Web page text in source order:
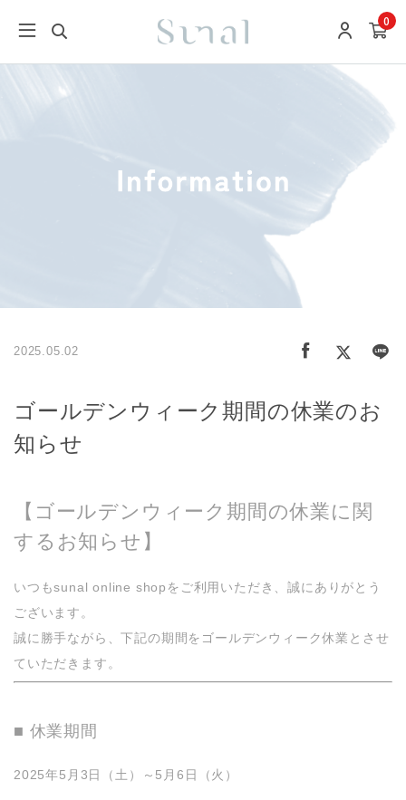
0
2025.05.02
ゴールデンウィーク期間の休業のお
知らせ
【ゴールデンウィーク期間の休業に関
するお知らせ】
いつもsunal online shopをご利用いただき、誠にありがとう
ございます。
誠に勝手ながら、下記の期間をゴールデンウィーク休業とさせ
ていただきます。
■ 休業期間
2025年5月3日（土）～5月6日（火）